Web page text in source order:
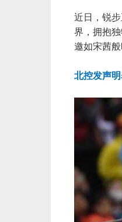
近日，锐
界，拥抱
邀如宋茜
北控发声